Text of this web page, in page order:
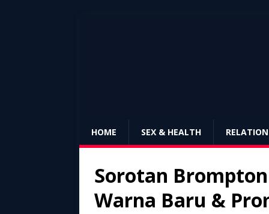
HOME SEX & HEALTH
Sorotan
Warna Baru &